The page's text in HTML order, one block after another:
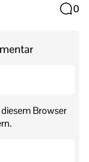
0
Browser